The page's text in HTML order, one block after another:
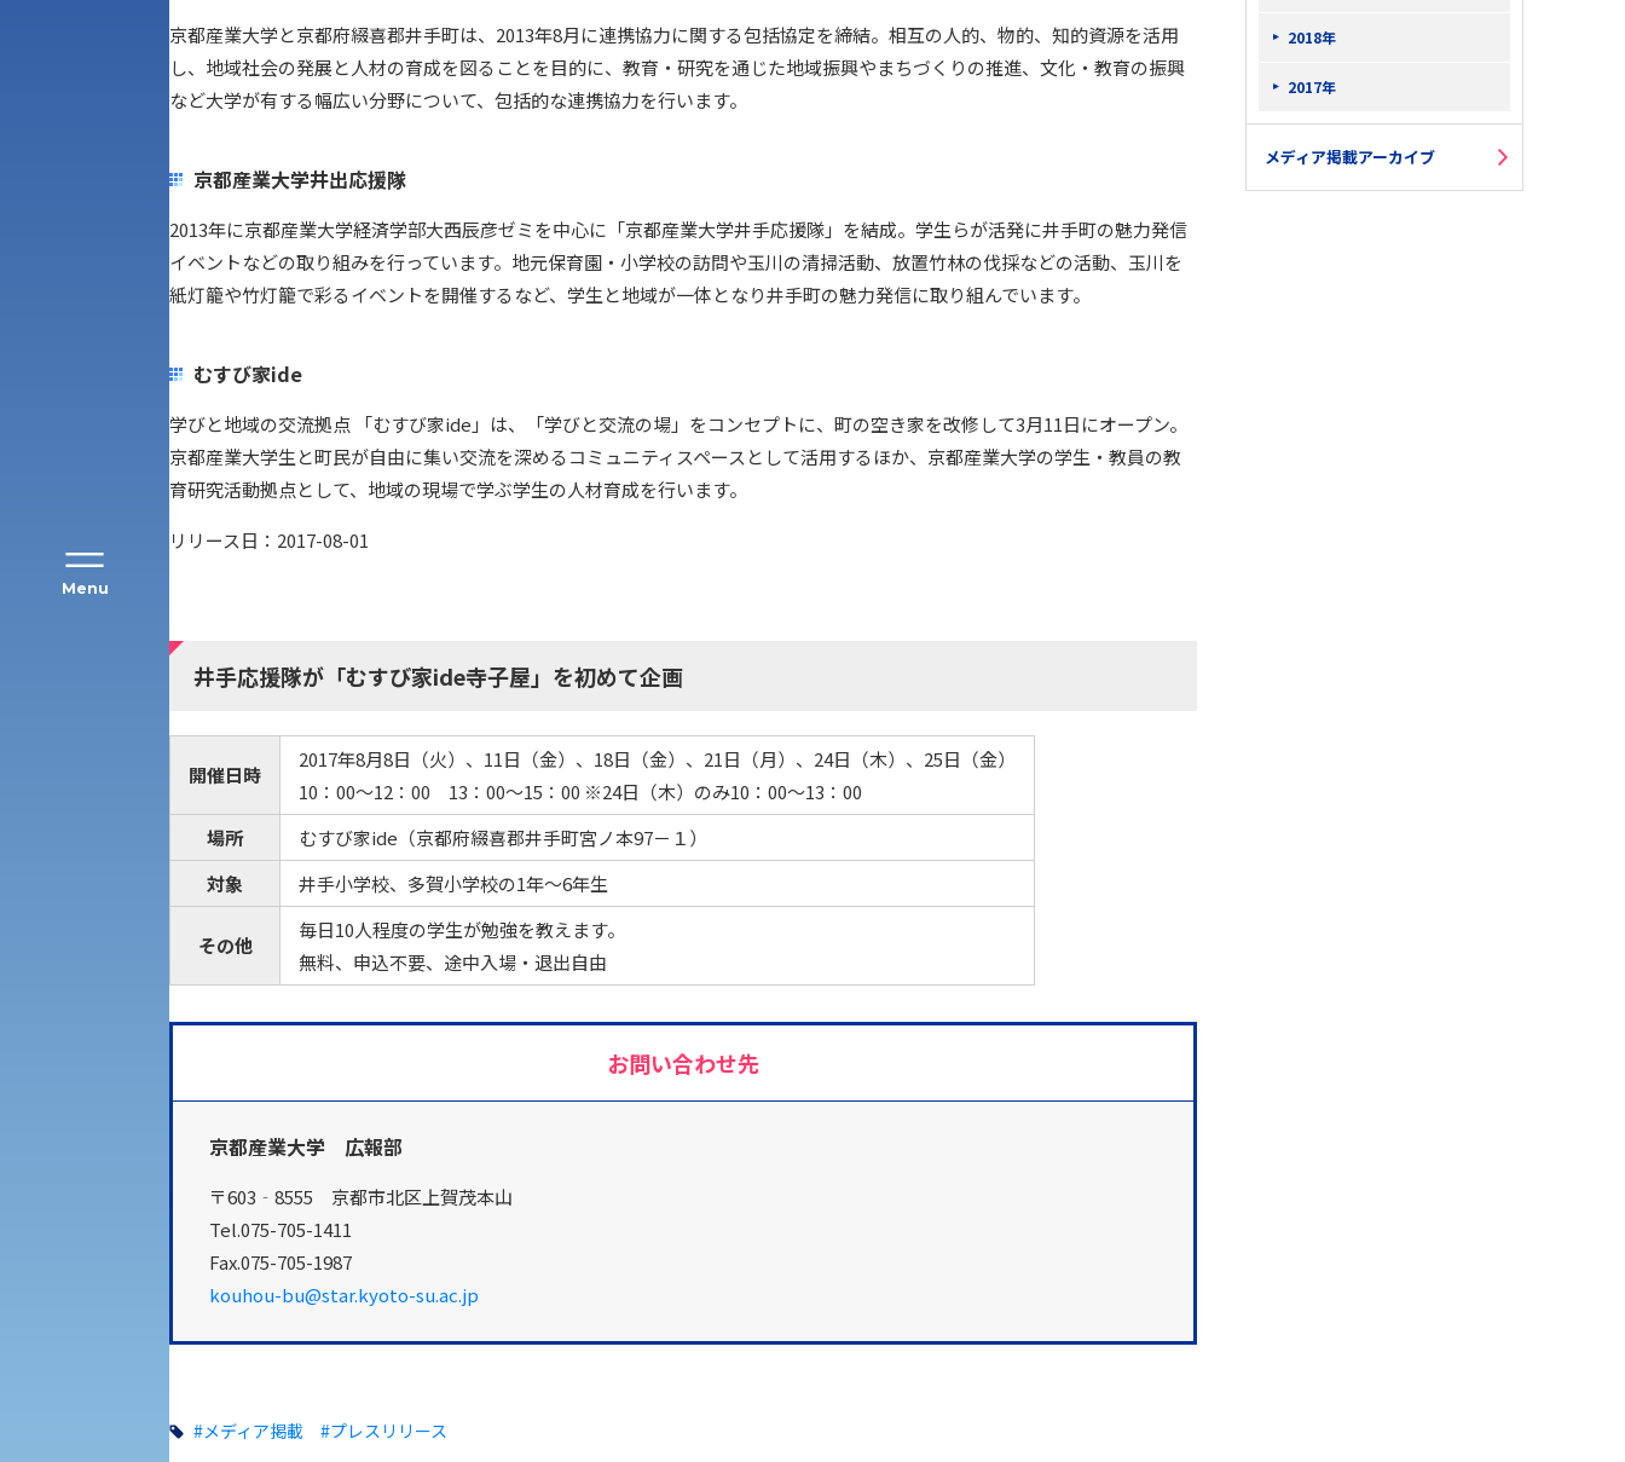
Menu
一般選抜入試［中期日程］
共通テスト利用入試[前期][後期]
専門学科等対象公募推薦入試
入学試験要項・出願書類
キャンパス・施設の見学について
社会安全・警察学研究所
京都産業大学と京都府綴喜郡井手町は、2013年8月に連携協力に関する包括協定を締結。相互の人的、物的、知的資源を活用
し、地域社会の発展と人材の育成を図ることを目的に、教育・研究を通じた地域振興やまちづくりの推進、文化・教育の振興
など大学が有する幅広い分野について、包括的な連携協力を行います。
京都産業大学井出応援隊
2013年に京都産業大学経済学部大西辰彦ゼミを中心に「京都産業大学井手応援隊」を結成。学生らが活発に井手町の魅力発信
イベントなどの取り組みを行っています。地元保育園・小学校の訪問や玉川の清掃活動、放置竹林の伐採などの活動、玉川を
紙灯籠や竹灯籠で彩るイベントを開催するなど、学生と地域が一体となり井手町の魅力発信に取り組んでいます。
むすび家ide
学びと地域の交流拠点 「むすび家ide」は、「学びと交流の場」をコンセプトに、町の空き家を改修して3月11日にオープン。
京都産業大学生と町民が自由に集い交流を深めるコミュニティスペースとして活用するほか、京都産業大学の学生・教員の教
育研究活動拠点として、地域の現場で学ぶ学生の人材育成を行います。
リリース日：2017-08-01
井手応援隊が「むすび家ide寺子屋」を初めて企画
開催日時
2017年8月8日（火）、11日（金）、18日（金）、21日（月）、24日（木）、25日（金）
10：00～12：00 13：00～15：00 ※24日（木）のみ10：00～13：00
場所
むすび家ide（京都府綴喜郡井手町宮ノ本97－１）
対象
井手小学校、多賀小学校の1年～6年生
その他
毎日10人程度の学生が勉強を教えます。
無料、申込不要、途中入場・退出自由
お問い合わせ先
京都産業大学 広報部
〒603‐8555 京都市北区上賀茂本山
Tel.075-705-1411
Fax.075-705-1987
kouhou-bu@star.kyoto-su.ac.jp
#メディア掲載 #プレスリリース
2018年
2017年
メディア掲載アーカイブ